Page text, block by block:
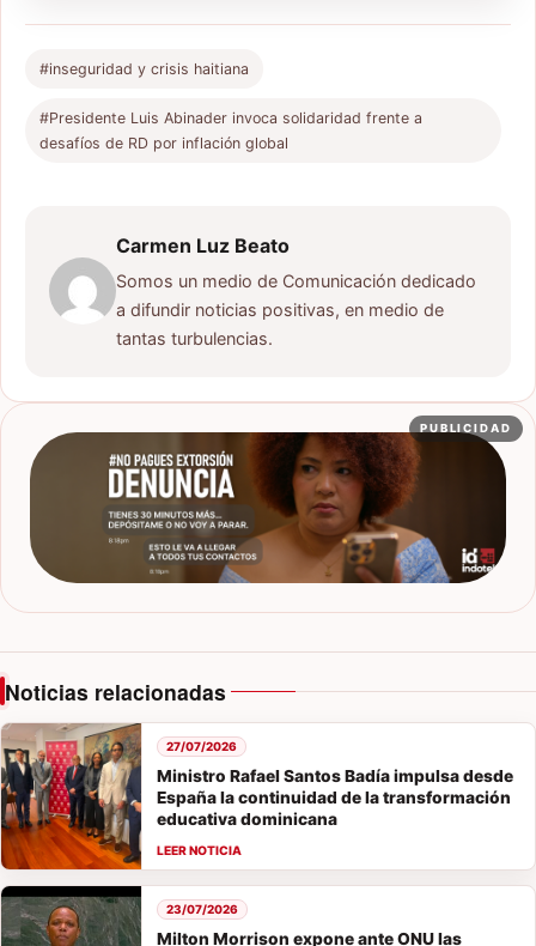
#inseguridad y crisis haitiana
#Presidente Luis Abinader invoca solidaridad frente a
desafíos de RD por inflación global
Carmen Luz Beato
Somos un medio de Comunicación dedicado
a difundir noticias positivas, en medio de
tantas turbulencias.
PUBLICIDAD
Noticias relacionadas
Ministro Rafael Santos Badía impulsa desde
España la continuidad de la transformación
educativa dominicana
27/07/2026
Milton Morrison expone ante ONU las
23/07/2026